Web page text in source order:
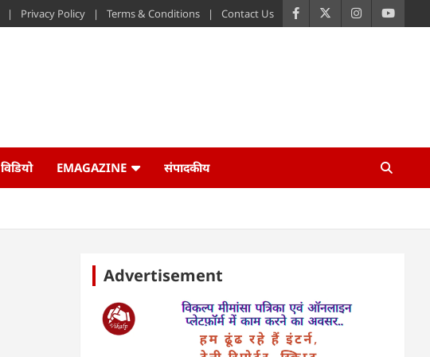
Privacy Policy Terms & Conditions Contact Us
विडियो EMAGAZINE संपादकीय
Advertisement